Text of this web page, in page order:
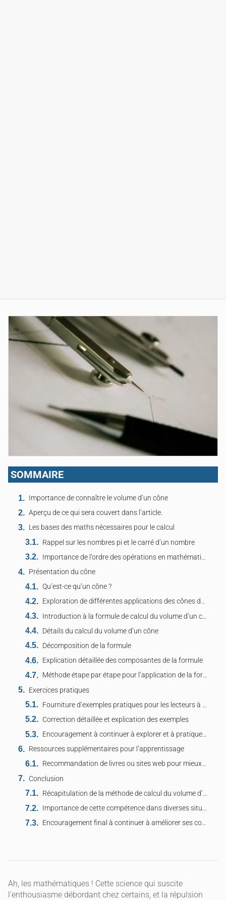
SOMMAIRE
Importance de connaître le volume d’un cône
Aperçu de ce qui sera couvert dans l’article.
Les bases des maths nécessaires pour le calcul
Rappel sur les nombres pi et le carré d’un nombre
Importance de l’ordre des opérations en mathématiques
Présentation du cône
Qu’est-ce qu’un cône ?
Exploration de différentes applications des cônes dans la vie réelle
Introduction à la formule de calcul du volume d’un cône
Détails du calcul du volume d’un cône
Décomposition de la formule
Explication détaillée des composantes de la formule
Méthode étape par étape pour l’application de la formule
Exercices pratiques
Fourniture d’exemples pratiques pour les lecteurs à essayer
Correction détaillée et explication des exemples
Encouragement à continuer à explorer et à pratiquer le calcul mathématique
Ressources supplémentaires pour l’apprentissage
Recommandation de livres ou sites web pour mieux comprendre le sujet
Conclusion
Récapitulation de la méthode de calcul du volume d’un cône
Importance de cette compétence dans diverses situations réelles
Encouragement final à continuer à améliorer ses compétences en mathématiques
Ah, les mathématiques ! Cette science qui suscite
l’enthousiasme débordant chez certains, et la répulsion